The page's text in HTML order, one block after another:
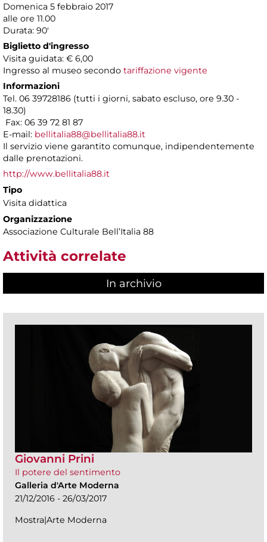
Domenica 5 febbraio 2017
alle ore 11.00
Durata: 90'
Biglietto d'ingresso
Visita guidata: € 6,00
Ingresso al museo secondo tariffazione vigente
Informazioni
Tel. 06 39728186 (tutti i giorni, sabato escluso, ore 9.30 -
18.30)
Fax: 06 39 72 81 87
E-mail: bellitalia88@bellitalia88.it
Il servizio viene garantito comunque, indipendentemente
dalle prenotazioni.
http://www.bellitalia88.it
Tipo
Visita didattica
Organizzazione
Associazione Culturale Bell’Italia 88
Attività correlate
In archivio
Giovanni Prini
Il potere del sentimento
Galleria d'Arte Moderna
21/12/2016 - 26/03/2017
Mostra|Arte Moderna